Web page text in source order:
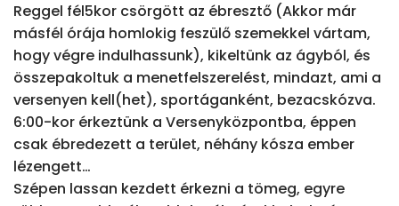
Reggel fél5kor csörgött az ébresztő (Akkor már
másfél órája homlokig feszülő szemekkel vártam,
hogy végre indulhassunk), kikeltünk az ágyból, és
összepakoltuk a menetfelszerelést, mindazt, ami a
versenyen kell(het), sportáganként, bezacskózva.
6:00-kor érkeztünk a Versenyközpontba, éppen
csak ébredezett a terület, néhány kósza ember
lézengett…
Szépen lassan kezdett érkezni a tömeg, egyre